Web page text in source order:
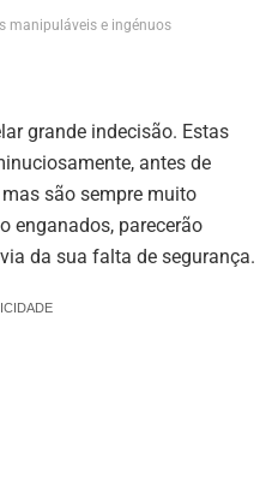
manipuláveis e ingénuos
grande indecisão. Estas
antes de
são sempre muito
enganados, parecerão
da sua falta de segurança.